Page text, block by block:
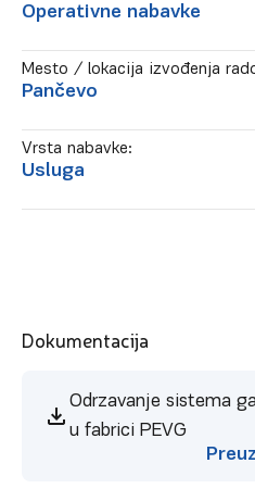
Operativne nabavke
Mesto / lokacija izvođenja
Pančevo
Vrsta nabavke:
Usluga
Dokumentacija
Odrzavanje sistema
u fabrici PEVG